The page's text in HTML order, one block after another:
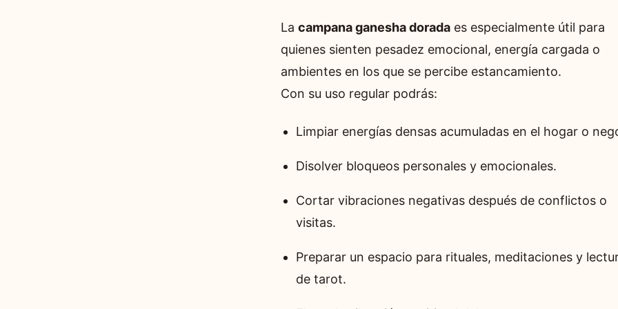
La campana ganesha doradaes especialmente útil para
quienes sienten pesadez emocional, energía cargada o
ambientes en los que se percibe estancamiento.
Con su uso regular podrás:
Limpiar energías densas acumuladas en el hogar o
Disolver bloqueos personales y emocionales.
Cortar vibraciones negativas después de conflictos o
visitas.
Preparar un espacio para rituales, meditaciones y
de tarot.